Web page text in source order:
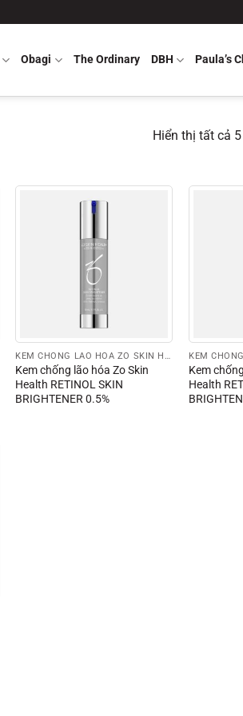
Obagi The Ordinary DBH Paula’s
Hiển thị tất cả
KEM CHỐNG LÃO HÓA ZO SKIN HEALTH
Kem chống lão hóa Zo Skin
Health RETINOL SKIN
BRIGHTENER 0.5%
Kem
Health